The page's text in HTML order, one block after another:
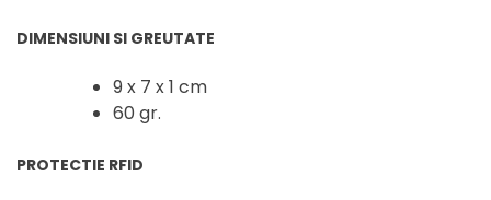
DIMENSIUNI SI GREUTATE
9 x 7 x 1 cm
60 gr.
PROTECTIE RFID